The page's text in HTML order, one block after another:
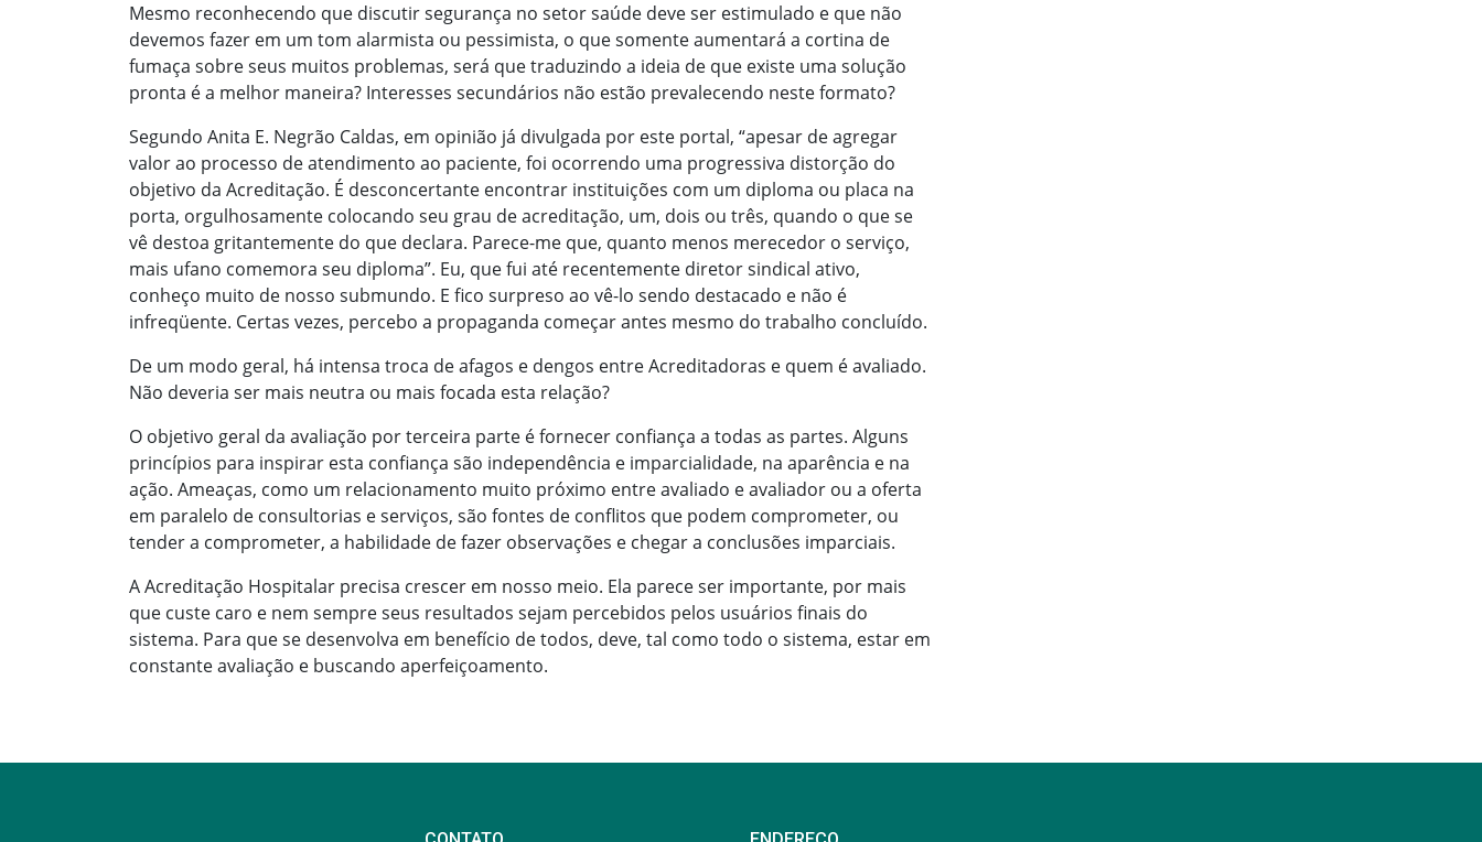
Mesmo reconhecendo que discutir segurança no setor saúde deve ser estimulado e que não
devemos fazer em um tom alarmista ou pessimista, o que somente aumentará a cortina de
fumaça sobre seus muitos problemas, será que traduzindo a ideia de que existe uma solução
pronta é a melhor maneira? Interesses secundários não estão prevalecendo neste formato?
Segundo Anita E. Negrão Caldas, em opinião já divulgada por este portal, “apesar de agregar
valor ao processo de atendimento ao paciente, foi ocorrendo uma progressiva distorção do
objetivo da Acreditação. É desconcertante encontrar instituições com um diploma ou placa na
porta, orgulhosamente colocando seu grau de acreditação, um, dois ou três, quando o que se
vê destoa gritantemente do que declara. Parece-me que, quanto menos merecedor o serviço,
mais ufano comemora seu diploma”. Eu, que fui até recentemente diretor sindical ativo,
conheço muito de nosso submundo. E fico surpreso ao vê-lo sendo destacado e não é
infreqüente. Certas vezes, percebo a propaganda começar antes mesmo do trabalho concluído.
De um modo geral, há intensa troca de afagos e dengos entre Acreditadoras e quem é avaliado.
Não deveria ser mais neutra ou mais focada esta relação?
O objetivo geral da avaliação por terceira parte é fornecer confiança a todas as partes. Alguns
princípios para inspirar esta confiança são independência e imparcialidade, na aparência e na
ação. Ameaças, como um relacionamento muito próximo entre avaliado e avaliador ou a oferta
em paralelo de consultorias e serviços, são fontes de conflitos que podem comprometer, ou
tender a comprometer, a habilidade de fazer observações e chegar a conclusões imparciais.
A Acreditação Hospitalar precisa crescer em nosso meio. Ela parece ser importante, por mais
que custe caro e nem sempre seus resultados sejam percebidos pelos usuários finais do
sistema. Para que se desenvolva em benefício de todos, deve, tal como todo o sistema, estar em
constante avaliação e buscando aperfeiçoamento.